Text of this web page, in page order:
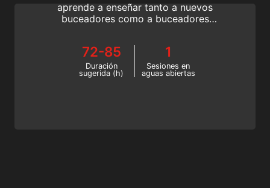
aprende a enseñar tanto a nuevos
buceadores como a buceadores
instructor de buceo: conviértete en un
instructor de SSI de élite.
72-85
Duración
sugerida (h)
1
Sesiones en
aguas abiertas